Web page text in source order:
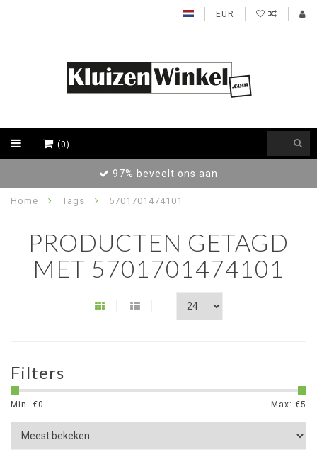
EUR
(0)
97% beveelt ons aan
Home Tags 5701701474101
PRODUCTEN GETAGD
MET 5701701474101
Filters
Min: €0 Max: €5